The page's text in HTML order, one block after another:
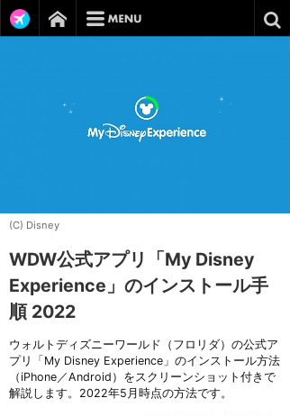
(C) Disney
WDW公式アプリ「My Disney
Experience」のインストール手
順 2022
ウォルトディズニーワールド（フロリダ）の公式ア
プリ「My Disney Experience」のインストール方法
（iPhone／Android）をスクリーンショット付きで
解説します。2022年5月時点の方法です。